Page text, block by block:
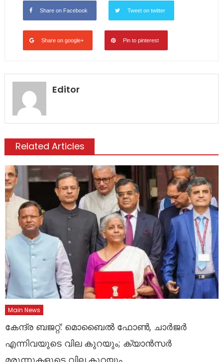
Share on Facebook Tweet on twitter
Share on google+ Pin to pinterest
Editor
Related Articles
Main News
കേന്ദ്ര ബജറ്റ്: മൊബൈൽ ഫോൺ, ചാർജർ
എന്നിവയുടെ വില കുറയും; ക്യാൻസർ